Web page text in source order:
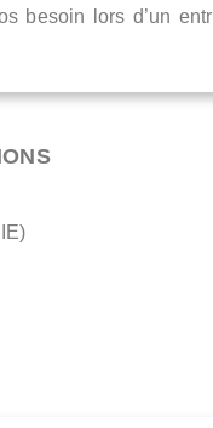
besoin lors d’un